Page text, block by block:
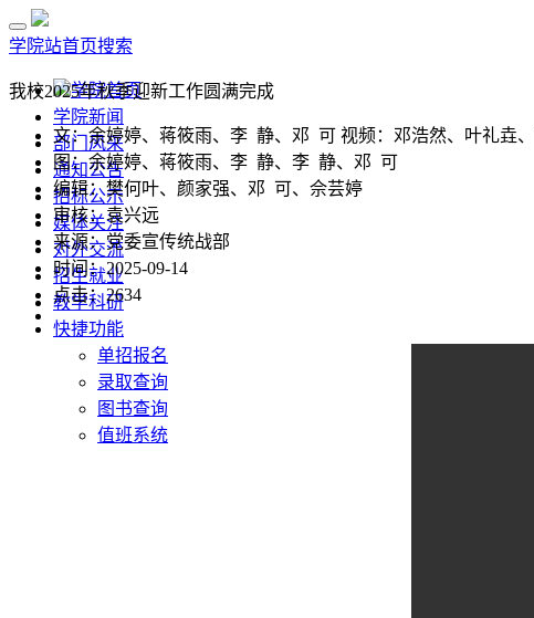
学院站首页搜索
学院首页
学院新闻
部门风采
通知公告
招标公示
媒体关注
对外交流
招生就业
教学科研
快捷功能
单招报名
录取查询
图书查询
值班系统
我校2025年秋季迎新工作圆满完成
文：余婷婷、蒋筱雨、李 静、邓 可 视频：邓浩然、叶礼垚
图：余婷婷、蒋筱雨、李 静、李 静、邓 可
编辑：樊何叶、颜家强、邓 可、佘芸婷
审核：袁兴远
来源：党委宣传统战部
时间：2025-09-14
点击：2634